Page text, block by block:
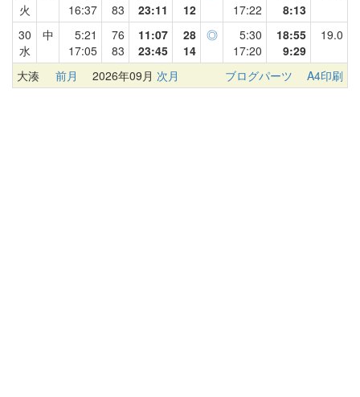
火
16:37
83
23:11
12
17:22
8:13
30
水
中
5:21
17:05
76
83
11:07
23:45
28
14
◎
5:30
17:20
18:55
9:29
19.0
大湊 前月 2026年09月 次月 ブログパーツ A4印刷